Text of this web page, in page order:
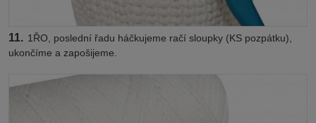
11. 1ŘO, poslední řadu háčkujeme račí sloupky (KS pozpátku),
ukončíme a zapošijeme.